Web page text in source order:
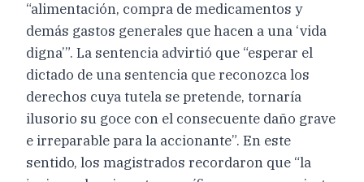
“alimentación, compra de medicamentos y
demás gastos generales que hacen a una ‘vida
digna’”. La sentencia advirtió que “esperar el
dictado de una sentencia que reconozca los
derechos cuya tutela se pretende, tornaría
ilusorio su goce con el consecuente daño grave
e irreparable para la accionante”. En este
sentido, los magistrados recordaron que “la